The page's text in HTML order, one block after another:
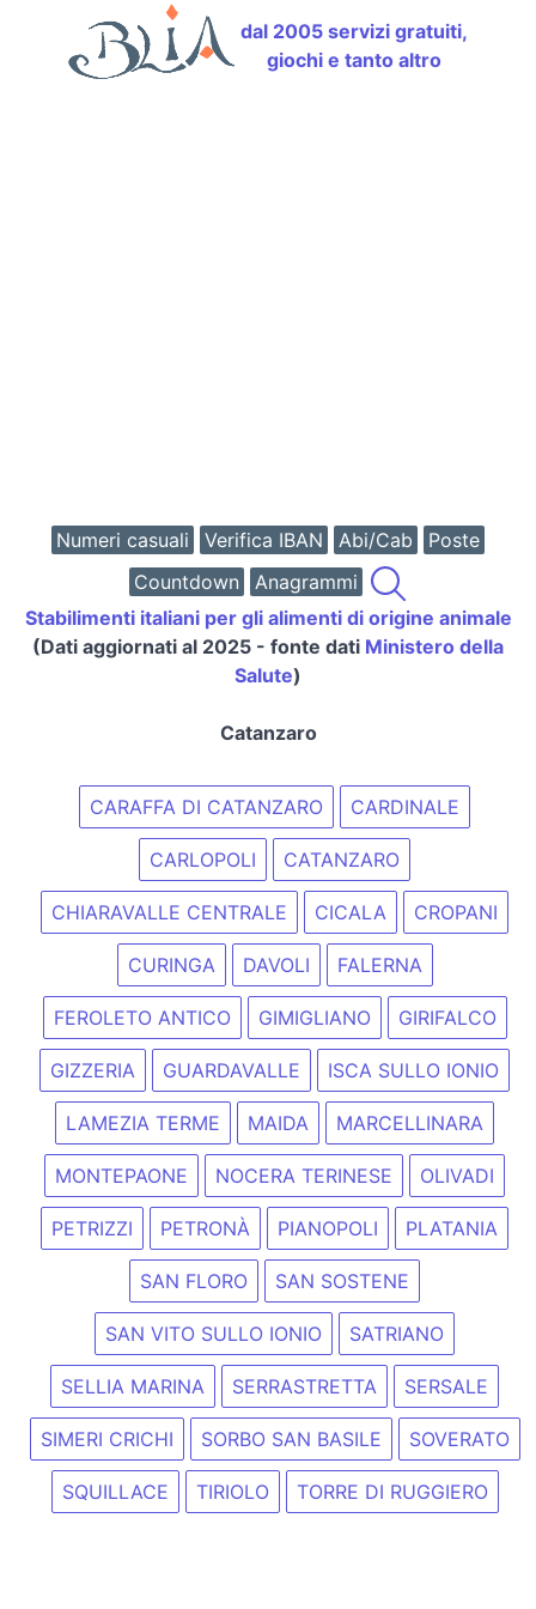
dal 2005 servizi gratuiti,
giochi e tanto altro
Numeri casuali Verifica IBAN Abi/Cab
Poste
Countdown
Anagrammi
Stabilimenti italiani per gli alimenti di origine animale
(Dati aggiornati al 2025 - fonte dati Ministero della
Salute)
Catanzaro
CARAFFA DI CATANZARO CARDINALE
CARLOPOLI CATANZARO
CHIARAVALLE CENTRALE CICALA CROPANI
CURINGA DAVOLI FALERNA
FEROLETO ANTICO GIMIGLIANO GIRIFALCO
GIZZERIA GUARDAVALLE ISCA SULLO IONIO
LAMEZIA TERME MAIDA MARCELLINARA
MONTEPAONE NOCERA TERINESE OLIVADI
PETRIZZI PETRONÀ PIANOPOLI PLATANIA
SAN FLORO SAN SOSTENE
SAN VITO SULLO IONIO SATRIANO
SELLIA MARINA SERRASTRETTA SERSALE
SIMERI CRICHI SORBO SAN BASILE SOVERATO
SQUILLACE TIRIOLO TORRE DI RUGGIERO